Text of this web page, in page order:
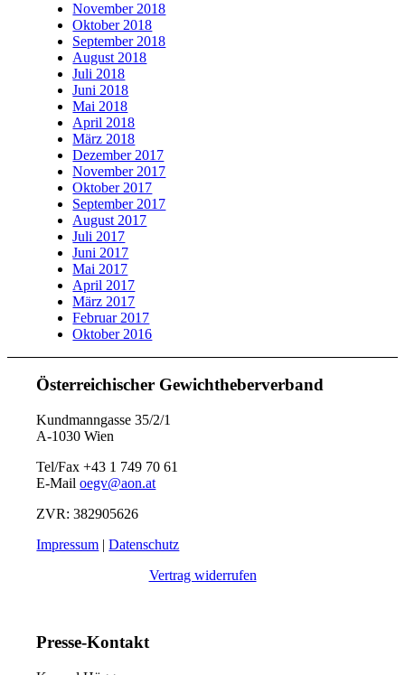
November 2018
Oktober 2018
September 2018
August 2018
Juli 2018
Juni 2018
Mai 2018
April 2018
März 2018
Dezember 2017
November 2017
Oktober 2017
September 2017
August 2017
Juli 2017
Juni 2017
Mai 2017
April 2017
März 2017
Februar 2017
Oktober 2016
Österreichischer Gewichtheberverband
Kundmanngasse 35/2/1
A-1030 Wien
Tel/Fax +43 1 749 70 61
E-Mailoegv@aon.at
ZVR: 382905626
Impressum |Datenschutz
Vertrag widerrufen
Presse-Kontakt